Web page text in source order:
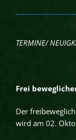
TERMINE/
Frei
Der
wird am 02.